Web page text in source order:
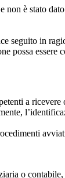
non è stato
seguito in
possa
a ricevere
o